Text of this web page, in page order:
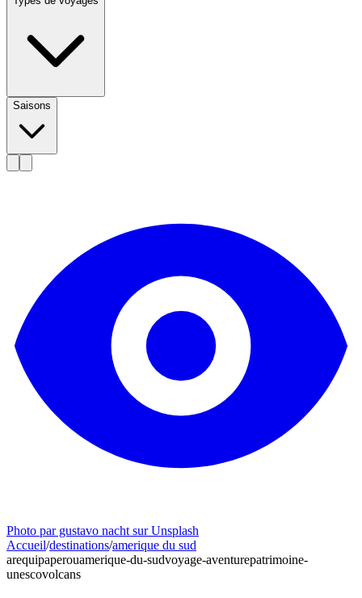
Saisons
Photo par gustavo nacht sur Unsplash
Accueil/destinations/amerique du sud
arequipaperouamerique-du-sudvoyage-aventurepatrimoine-
unescovolcans